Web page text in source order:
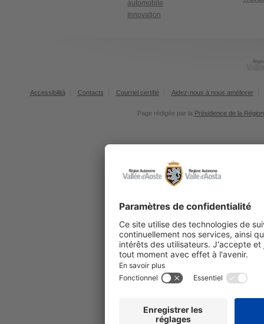
automobile
Innovation
Accessibilità Contacts Courriel certifié Aidez-nous à nous améliorer
Page rédigée par la Présidence de la Région